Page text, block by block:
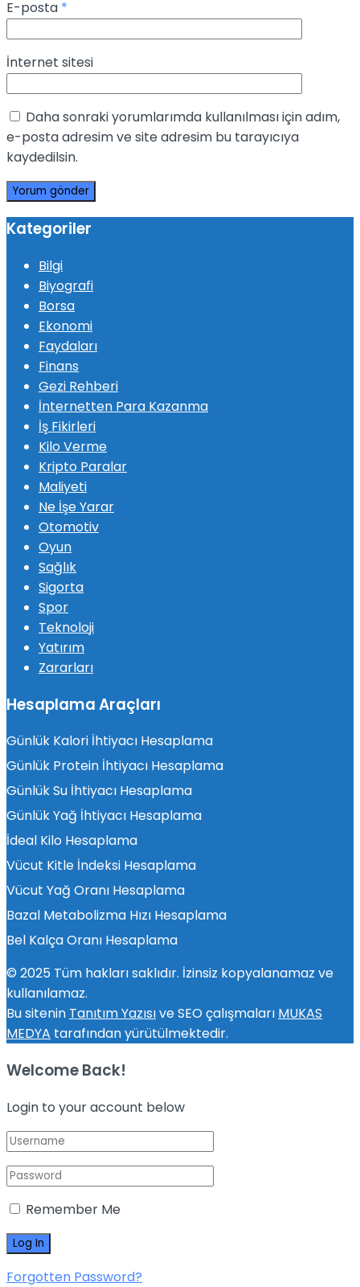
E-posta *
İnternet sitesi
Daha sonraki yorumlarımda kullanılması için adım,
e-posta adresim ve site adresim bu tarayıcıya
kaydedilsin.
Kategoriler
Bilgi
Biyografi
Borsa
Ekonomi
Faydaları
Finans
Gezi Rehberi
İnternetten Para Kazanma
İş Fikirleri
Kilo Verme
Kripto Paralar
Maliyeti
Ne İşe Yarar
Otomotiv
Oyun
Sağlık
Sigorta
Spor
Teknoloji
Yatırım
Zararları
Hesaplama Araçları
Günlük Kalori İhtiyacı Hesaplama
Günlük Protein İhtiyacı Hesaplama
Günlük Su İhtiyacı Hesaplama
Günlük Yağ İhtiyacı Hesaplama
İdeal Kilo Hesaplama
Vücut Kitle İndeksi Hesaplama
Vücut Yağ Oranı Hesaplama
Bazal Metabolizma Hızı Hesaplama
Bel Kalça Oranı Hesaplama
© 2025 Tüm hakları saklıdır. İzinsiz kopyalanamaz ve
kullanılamaz.
Bu sitenin Tanıtım Yazısıve SEO çalışmaları MUKAS
MEDYA tarafından yürütülmektedir.
Welcome Back!
Login to your account below
Remember Me
Forgotten Password?